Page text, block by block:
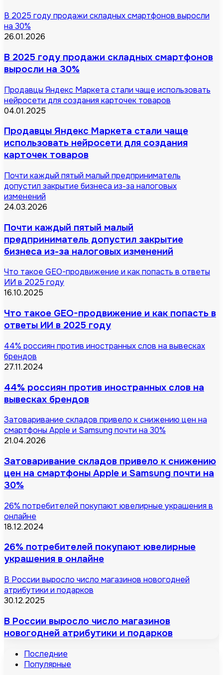
В 2025 году продажи складных смартфонов выросли
на 30%
26.01.2026
В 2025 году продажи складных смартфонов
выросли на 30%
Продавцы Яндекс Маркета стали чаще использовать
нейросети для создания карточек товаров
04.01.2025
Продавцы Яндекс Маркета стали чаще
использовать нейросети для создания
карточек товаров
Почти каждый пятый малый предприниматель
допустил закрытие бизнеса из-за налоговых
изменений
24.03.2026
Почти каждый пятый малый
предприниматель допустил закрытие
бизнеса из-за налоговых изменений
Что такое GEO-продвижение и как попасть в ответы
ИИ в 2025 году
16.10.2025
Что такое GEO-продвижение и как попасть в
ответы ИИ в 2025 году
44% россиян против иностранных слов на вывесках
брендов
27.11.2024
44% россиян против иностранных слов на
вывесках брендов
Затоваривание складов привело к снижению цен на
смартфоны Apple и Samsung почти на 30%
21.04.2026
Затоваривание складов привело к снижению
цен на смартфоны Apple и Samsung почти на
30%
26% потребителей покупают ювелирные украшения в
онлайне
18.12.2024
26% потребителей покупают ювелирные
украшения в онлайне
В России выросло число магазинов новогодней
атрибутики и подарков
30.12.2025
В России выросло число магазинов
новогодней атрибутики и подарков
Последние
Популярные